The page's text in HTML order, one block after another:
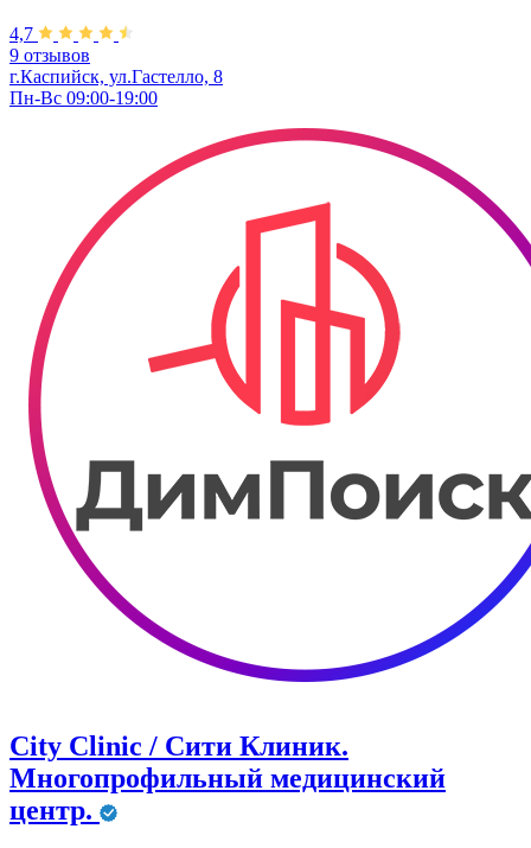
4,7
9 отзывов
г.Каспийск, ул.Гастелло, 8
Пн-Вс 09:00-19:00
City Clinic / Сити Клиник.
Многопрофильный медицинский
центр.